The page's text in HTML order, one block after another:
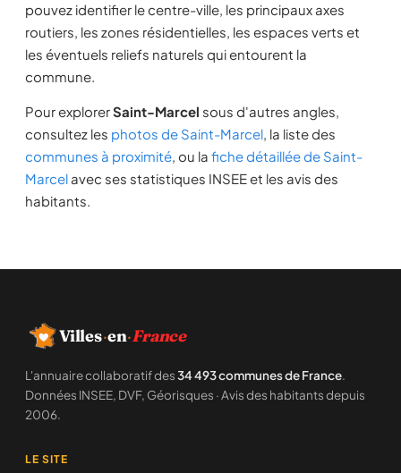
pouvez identifier le centre-ville, les principaux axes
routiers, les zones résidentielles, les espaces verts et
les éventuels reliefs naturels qui entourent la
commune.
Pour explorerSaint-Marcel sous d'autres angles,
consultez les photos de Saint-Marcel, la liste des
communes à proximité, ou la fiche détaillée de Saint-
Marcel avec ses statistiques INSEE et les avis des
habitants.
Villes·en·France
L'annuaire collaboratif des34 493 communes de France.
Données INSEE, DVF, Géorisques · Avis des habitants depuis
2006.
LE SITE